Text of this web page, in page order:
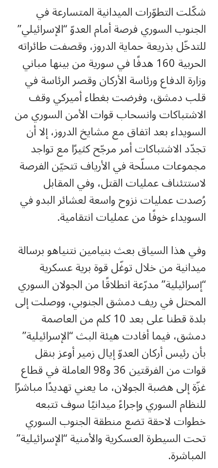
شكّلت التطوّرات الميدانية المتسارعة في
الجنوب السوري فرصة أمام العدوّ “الإسرائيلي”
للتدخّل بذريعة حماية الدروز، وقصفت طائراته
الحربية 160 هدفًا في سورية من بينها مباني
وزارة الدفاع ورئاسة الأركان وقصر الرئاسة في
قلب دمشق، وفرضت بغطاء أميركي وقف
الاشتباكات وانسحاب قوات الأمن السوري من
السويداء بعد اتفاق مع مشايخ الدروز، إلا أن
تجدّد الاشتباكات أمر مرجّح كثيرًا مع تواجد
مجموعات مسلّحة في الأرياف تتحيّن الفرصة
لاستتئناف عمليات القتل، وفي المقابل
رُصدت عمليات نزوح واسعة لعشائر البدو في
السويداء خوفًا من عمليات انتقامية.
وفي هذا السياق بعث بنيامين نتنياهو برسالة
ميدانية من خلال توغّل قوة برية عسكرية
“إسرائيلية” مدرّعة انطلاقًا من الجولان السوري
المحتل في ريف دمشق الجنوبي، ووصلت إلى
بلدة قطنا على بعد 10 كلم من العاصمة
دمشق، فيما أفادت هيئة البث “الإسرائيلية”
بأن رئيس أركان العدوّ إيال زمير أوعز بنقل
قوات من الفرقتين 36 و98 العاملة في قطاع
غزّة إلى هضبة الجولان، ما يعني تهديدًا مباشرًا
للنظام السوري وإجراءً ميدانيًا سوف تتبعه
خطوات لاحقة تضع منطقة الجنوب السوري
تحت السيطرة العسكرية والأمنية “الإسرائيلية”
المباشرة.